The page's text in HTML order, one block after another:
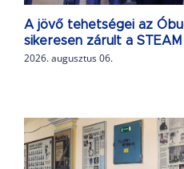
A jövő tehetségei az
sikeresen zárult a
2026. augusztus 06.